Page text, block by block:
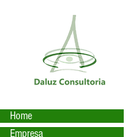
Home
Empresa